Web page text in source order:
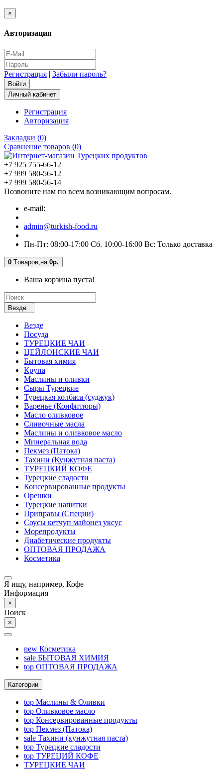
×
Авторизация
Регистрация | Забыли пароль?
Личный кабинет
Регистрация
Авторизация
Закладки (0)
Сравнение товаров (0)
+7 925 755-66-12
+7 999 580-56-12
+7 999 580-56-14
Позвоните нам по всем возникающим вопросам.
e-mail:
admin@turkish-food.ru
Пн-Пт: 08:00-17:00 Сб. 10:00-16:00 Вс: Только доставка
0 Tоваров, на 0р.
Ваша корзина пуста!
Везде
Везде
Посуда
ТУРЕЦКИЕ ЧАИ
ЦЕЙЛОНСКИЕ ЧАИ
Бытовая химия
Крупа
Маслины и оливки
Сыры Турецкие
Турецкая колбаса (суджук)
Варенье (Конфитюры)
Масло оливковое
Сливочные масла
Маслины и оливковое масло
Минеральная вода
Пекмез (Патока)
Тахини (Кунжутная паста)
ТУРЕЦКИЙ КОФЕ
Турецкие сладости
Консервированные продукты
Орешки
Турецкие напитки
Приправы (Специи)
Соусы кетчуп майонез уксус
Морепродукты
Диабетические продукты
ОПТОВАЯ ПРОДАЖА
Косметика
Я ищу, например, Кофе
Информация
×
Поиск
×
new Косметика
sale БЫТОВАЯ ХИМИЯ
top ОПТОВАЯ ПРОДАЖА
Категории
top Маслины & Оливки
top Оливковое масло
top Консервированные продукты
top Пекмез (Патока)
sale Тахини (кунжутная паста)
top Турецкие сладости
top ТУРЕЦИЙ КОФЕ
ТУРЕЦКИЕ ЧАИ